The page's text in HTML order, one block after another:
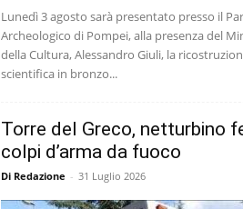
Lunedì 3 agosto sarà presentato presso il
Archeologico di Pompei, alla presenza del
della Cultura, Alessandro Giuli, la
scientifica in bronzo...
Torre del Greco, netturbino
colpi d’arma da fuoco
Di Redazione - 31 Luglio 2026